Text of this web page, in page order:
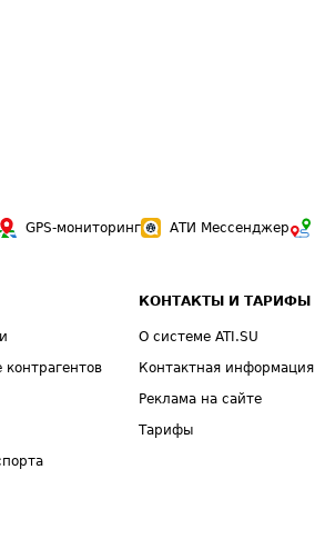
GPS-мониторинг АТИ Мессенджер
контрагентов
КОНТАКТЫ И ТАРИФЫ
О системе ATI.SU
Контактная информация
Реклама на сайте
Тарифы